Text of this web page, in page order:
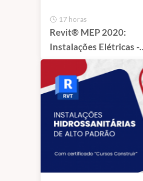
17 horas
Revit® MEP 2020:
Instalações Elétricas -
Residência de Alto
Padrão + TEMPLATE
COMPLETO | 1 ano